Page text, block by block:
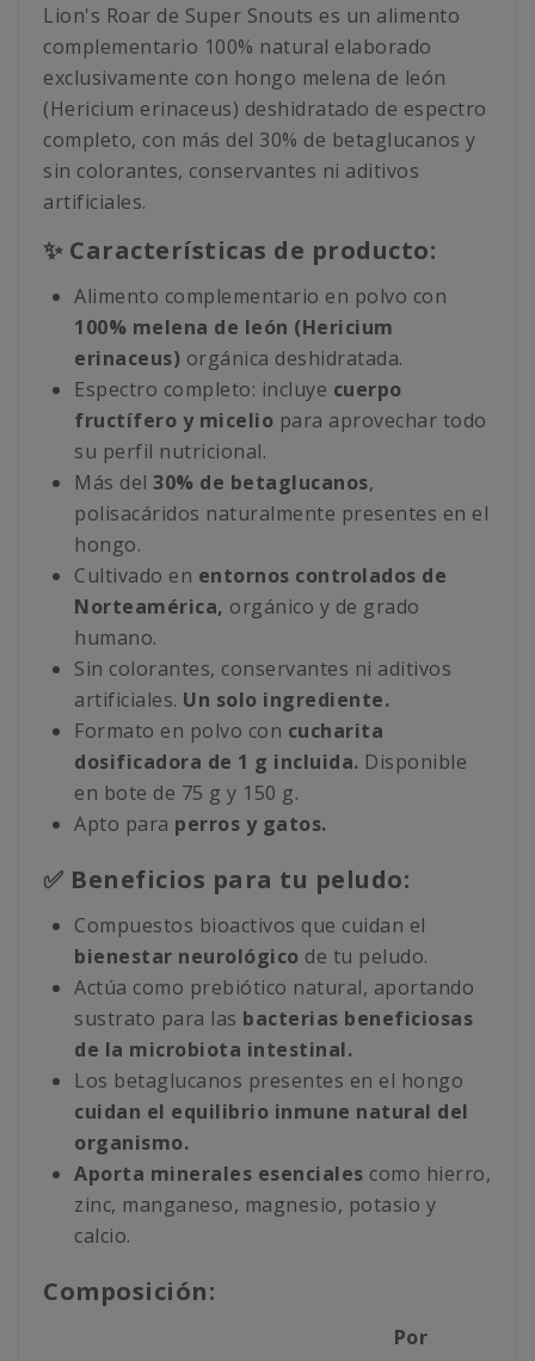
Lion's Roar de Super Snouts es un alimento
complementario 100% natural elaborado
exclusivamente con hongo melena de león
(Hericium erinaceus) deshidratado de espectro
completo, con más del 30% de betaglucanos y
sin colorantes, conservantes ni aditivos
artificiales.
✨ Características de producto:
Alimento complementario en polvo con
100% melena de león (Hericium
erinaceus) orgánica deshidratada.
Espectro completo: incluye cuerpo
fructífero y micelio para aprovechar todo
su perfil nutricional.
Más del 30% de betaglucanos,
polisacáridos naturalmente presentes en el
hongo.
Cultivado en entornos controlados de
Norteamérica, orgánico y de grado
humano.
Sin colorantes, conservantes ni aditivos
artificiales. Un solo ingrediente.
Formato en polvo con cucharita
dosificadora de 1 g incluida. Disponible
en bote de 75 g y 150 g.
Apto para perros y gatos.
✅ Beneficios para tu peludo:
Compuestos bioactivos que cuidan el
bienestar neurológico de tu peludo.
Actúa como prebiótico natural, aportando
sustrato para las bacterias beneficiosas
de la microbiota intestinal.
Los betaglucanos presentes en el hongo
cuidan el equilibrio inmune natural del
organismo.
Aporta minerales esenciales como hierro,
zinc, manganeso, magnesio, potasio y
calcio.
Composición:
Por